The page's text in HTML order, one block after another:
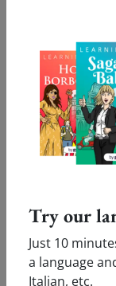
Subjuntivo
Presente
yo enguate
tú enguates
él/ella/usted
nosotros/as
vosotros/as
ellos/ellas/ustedes
enguaten
Try our
Just 10
a language
Italian, etc.